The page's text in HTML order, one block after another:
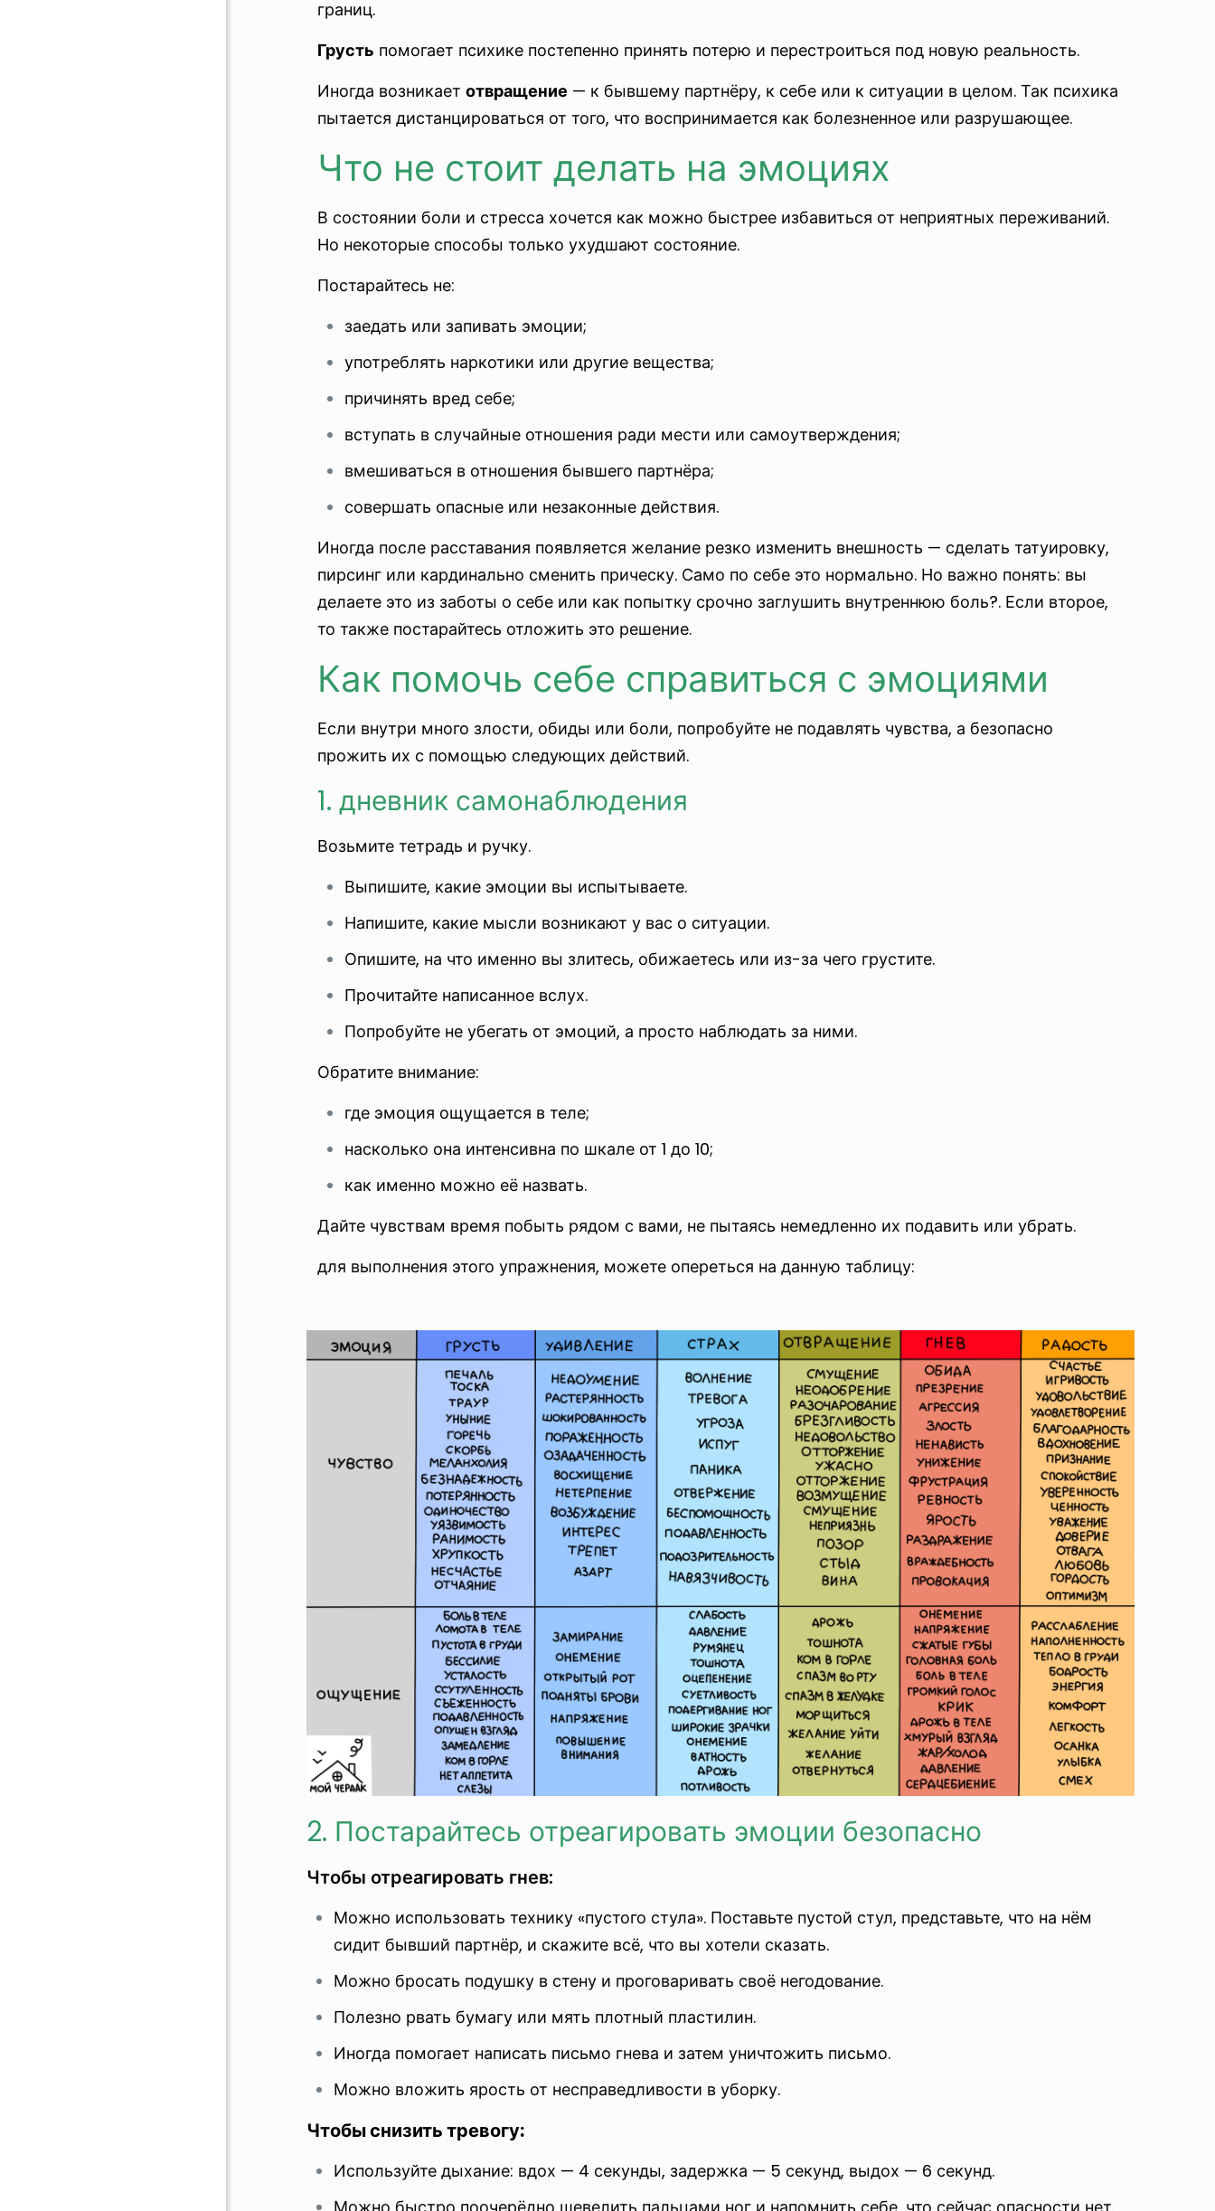
границ.
Грусть помогает психике постепенно принять потерю и перестроиться под новую реальность.
Иногда возникает отвращение — к бывшему партнёру, к себе или к ситуации в целом. Так психика
пытается дистанцироваться от того, что воспринимается как болезненное или разрушающее.
Что не стоит делать на эмоциях
В состоянии боли и стресса хочется как можно быстрее избавиться от неприятных переживаний.
Но некоторые способы только ухудшают состояние.
Постарайтесь не:
заедать или запивать эмоции;
употреблять наркотики или другие вещества;
причинять вред себе;
вступать в случайные отношения ради мести или самоутверждения;
вмешиваться в отношения бывшего партнёра;
совершать опасные или незаконные действия.
Иногда после расставания появляется желание резко изменить внешность — сделать татуировку,
пирсинг или кардинально сменить прическу. Само по себе это нормально. Но важно понять: вы
делаете это из заботы о себе или как попытку срочно заглушить внутреннюю боль?. Если второе,
то также постарайтесь отложить это решение.
Как помочь себе справиться с эмоциями
Если внутри много злости, обиды или боли, попробуйте не подавлять чувства, а безопасно
прожить их с помощью следующих действий.
1. дневник самонаблюдения
Возьмите тетрадь и ручку.
Выпишите, какие эмоции вы испытываете.
Напишите, какие мысли возникают у вас о ситуации.
Опишите, на что именно вы злитесь, обижаетесь или из-за чего грустите.
Прочитайте написанное вслух.
Попробуйте не убегать от эмоций, а просто наблюдать за ними.
Обратите внимание:
где эмоция ощущается в теле;
насколько она интенсивна по шкале от 1 до 10;
как именно можно её назвать.
Дайте чувствам время побыть рядом с вами, не пытаясь немедленно их подавить или убрать.
для выполнения этого упражнения, можете опереться на данную таблицу:
2. Постарайтесь отреагировать эмоции безопасно
Чтобы отреагировать гнев:
Можно использовать технику «пустого стула». Поставьте пустой стул, представьте, что на нём
сидит бывший партнёр, и скажите всё, что вы хотели сказать.
Можно бросать подушку в стену и проговаривать своё негодование.
Полезно рвать бумагу или мять плотный пластилин.
Иногда помогает написать письмо гнева и затем уничтожить письмо.
Можно вложить ярость от несправедливости в уборку.
Чтобы снизить тревогу:
Используйте дыхание: вдох — 4 секунды, задержка — 5 секунд, выдох — 6 секунд.